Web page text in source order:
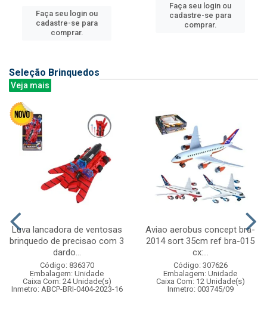
Faça seu login ou
cadastre-se para
comprar.
Faça seu login ou
cadastre-se para
comprar.
Seleção Brinquedos
Veja mais
Luva lancadora de ventosas
brinquedo de precisao com 3
dardo...
Código: 836370
Embalagem: Unidade
Caixa Com: 24 Unidade(s)
Inmetro: ABCP-BRI-0404-2023-16
Aviao aerobus concept bra-
2014 sort 35cm ref bra-015
cx:...
Código: 307626
Embalagem: Unidade
Caixa Com: 12 Unidade(s)
Inmetro: 003745/09